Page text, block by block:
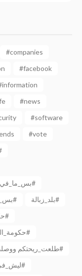
#companies
#facebook
#news
#software
#vote
بس_ما_في_داعي_نتحرك_البلد_ماشي_وعاجقة_عفسوح#
بس_نشكر_الله_من_عنا_التبولة_والحمص_بطحينة#
بلد_زبالة#
حكومة_التزوير_والفساد#
حكومة_النفايات_الوطنية#
طلعت_ريحتكم ووصلت عالمريخ#
ليش_في_احلى_من_خرا_لبنان#